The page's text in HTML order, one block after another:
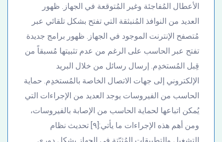
الأعطال المُفاجئة وغير المُتوقعة في الجهاز. ظهور
العديد من النوافذ المُنبثقة التي تفتح بشكل تلقائي عبر
مُتصفح الإنترنت الموجود في الجهاز. ظهور برامج جديدة
تفتح عبر الحاسب على الرغم من عدم تثبيتها مُسبقاً من
قِبل المُستخدِم. إرسال رسائل من خلال البريد
الإلكتروني إلى جهات الاتصال الخاصة بالمُستخدِم. حماية
الحاسب من الفيروسات يوجد العديد من الإجراءات التي
يُمكن اتباعها لحماية الحاسب من الإصابة بالفيروسات،
ومن أهم هذه الإجراءات ما يأتي:[٩] تحديث نظام